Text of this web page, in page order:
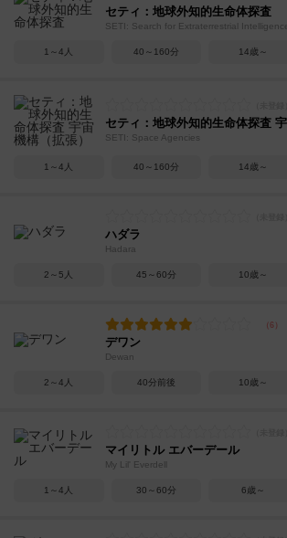
セティ：地球外知的生命体探査
SETI: Search for Extraterrestrial
1～4人 40～160分 14歳～
セティ：地球外知的生命体探査 宇
SETI: Space Agencies
1～4人 40～160分 14歳～
ハダラ
Hadara
2～5人 45～60分 10歳～
デワン
Dewan
2～4人 40分前後 10歳～
マイリトル エバーデール
My Lil' Everdell
1～4人 30～60分 6歳～